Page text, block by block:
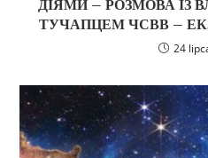
ДІЯМИ – РОЗМОВА ІЗ
ТУЧАПЦЕМ ЧСВВ –
24